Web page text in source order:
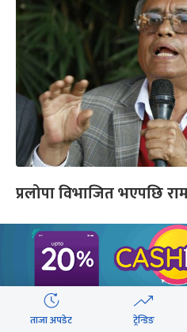
प्रलोपा विभाजित भएपछि
यो पनि
ताजा अपडेट ट्रेन्डिङ